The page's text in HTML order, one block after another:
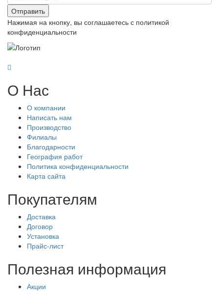
Отправить
Нажимая на кнопку, вы соглашаетесь с политикой
конфиденциальности
О Нас
О компании
Написать нам
Производство
Филиалы
Благодарности
География работ
Политика конфиденциальности
Карта сайта
Покупателям
Доставка
Договор
Установка
Прайс-лист
Полезная информация
Акции